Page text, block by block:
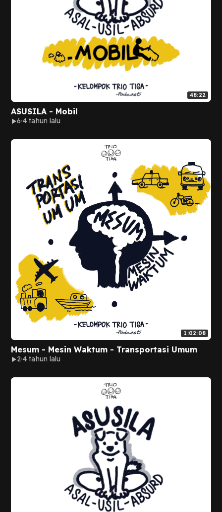
48:22
ASUSILA - Mobil
6 4 tahun lalu
1:02:08
Mesum - Mesin Waktum - Transportasi Umum
2 4 tahun lalu